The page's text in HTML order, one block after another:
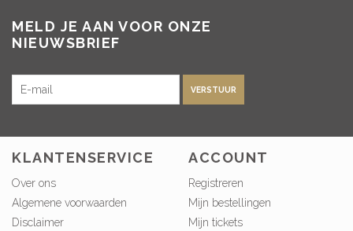
MELD JE AAN VOOR ONZE
NIEUWSBRIEF
VERSTUUR
KLANTENSERVICE
Over ons
Algemene voorwaarden
Disclaimer
ACCOUNT
Registreren
Mijn bestellingen
Mijn tickets